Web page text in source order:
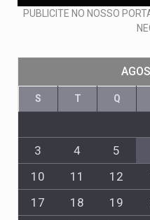
PUBLICITE NO NOSSO
S T Q
3
4 5
10
11 12
17
18 19